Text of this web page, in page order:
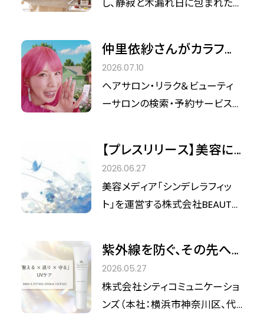
や、スタッフの皆様が育む極上の
ホスピタリティー、そして間もなく
迎える10周年に向けた未来のビ
ジョンについて、副総支配人
Abe）さま、マーケティングコミュ
ニケーションズ マネージャー
川上 渚（かわかみなぎさ
Kawakami Nagisa ）さま にお
会が増えたり、食欲が落ちてそう
いたりすることもあります。 こうし
た変化の積み重ねは、身体の外
側だけでなく、内側にも少しずつ
影響していきます。 夏は不調を感
ろん、毎日の食事や生活習慣を
見直すことも大切です。
し、静寂と木漏れ日に包まれた
なるリラクゼーション施設を超
え、訪れるゲストが心身を解き放
ち、本来の自分へと還るための
「サンクチュアリ（聖域）」として愛
代社会を生きる経営者や、自分
自身と丁寧に向き合いたいと願
う感度の高い方々から支持を集
める同スパの魅力と、これからの
インタビューを行いました。
仲里依紗さんがカラフル
に大変身！『ホットペッパ
ービューティー』新CM公
開＆最大30％還元「ビビ
2026.07.10
ヘアサロン・リラク＆ビューティ
ーサロンの検索・予約サービス
ーン「ビビビ祭 for リピート」の
開催に先立ち、俳優・仲 里依紗さ
んを起用した新CM「ビビビ祭
for リピート 仲さん三変化」篇
WEB配信開始しました。
【プレスリリース】美容に
国境はない。100名のイン
フルエンサーが集結する
「シンデレラEXPO 10th」9
2026.06.27
美容メディア「シンデレラフィッ
ト」を運営する株式会社BEAUTY
月、記念すべき第10回目となる大
型美容イベント「シンデレラEXPO
10th」を開催いたします。 本イベ
ントは「美容に国境はない」をメ
紫外線を防ぐ、その先へ。
世界が認めた「SPA
DAMAI」が誘う、大人のた
めのトータルUVプロテク
2026.05.27
株式会社シティコミュニケーショ
ンズ（本社：横浜市神奈川区、代